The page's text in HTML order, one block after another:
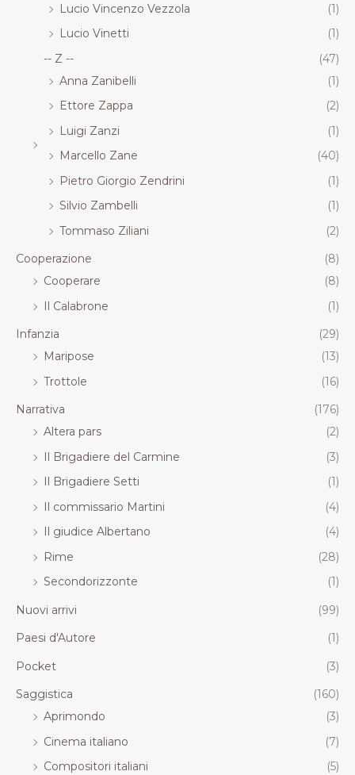
Lucio Vincenzo Vezzola
(1)
Lucio Vinetti
(1)
-- Z --
(47)
Anna Zanibelli
(1)
Ettore Zappa
(2)
Luigi Zanzi
(1)
Marcello Zane
(40)
Pietro Giorgio Zendrini
(1)
Silvio Zambelli
(1)
Tommaso Ziliani
(2)
Cooperazione
(8)
Cooperare
(8)
Il Calabrone
(1)
Infanzia
(29)
Maripose
(13)
Trottole
(16)
Narrativa
(176)
Altera pars
(2)
Il Brigadiere del Carmine
(3)
Il Brigadiere Setti
(1)
Il commissario Martini
(4)
Il giudice Albertano
(4)
Rime
(28)
Secondorizzonte
(1)
Nuovi arrivi
(99)
Paesi d'Autore
(1)
Pocket
(3)
Saggistica
(160)
Aprimondo
(3)
Cinema italiano
(7)
Compositori italiani
(5)